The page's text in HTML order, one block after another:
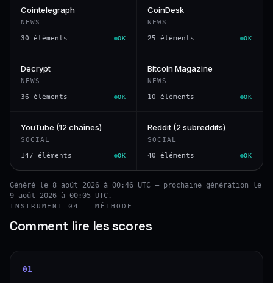
Cointelegraph
NEWS
30 éléments OK
CoinDesk
NEWS
25 éléments OK
Decrypt
NEWS
36 éléments OK
Bitcoin Magazine
NEWS
10 éléments OK
YouTube (12 chaînes)
SOCIAL
147 éléments OK
Reddit (2 subreddits)
SOCIAL
40 éléments OK
Généré le 8 août 2026 à 00:46 UTC — prochaine génération le
9 août 2026 à 00:05 UTC.
INSTRUMENT 04 — MÉTHODE
Comment lire les scores
01